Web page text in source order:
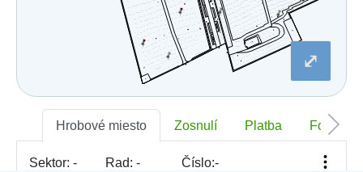
⤢
Hrobové miesto Zosnulí Platba Foto
Sektor: - Rad: - Číslo:-